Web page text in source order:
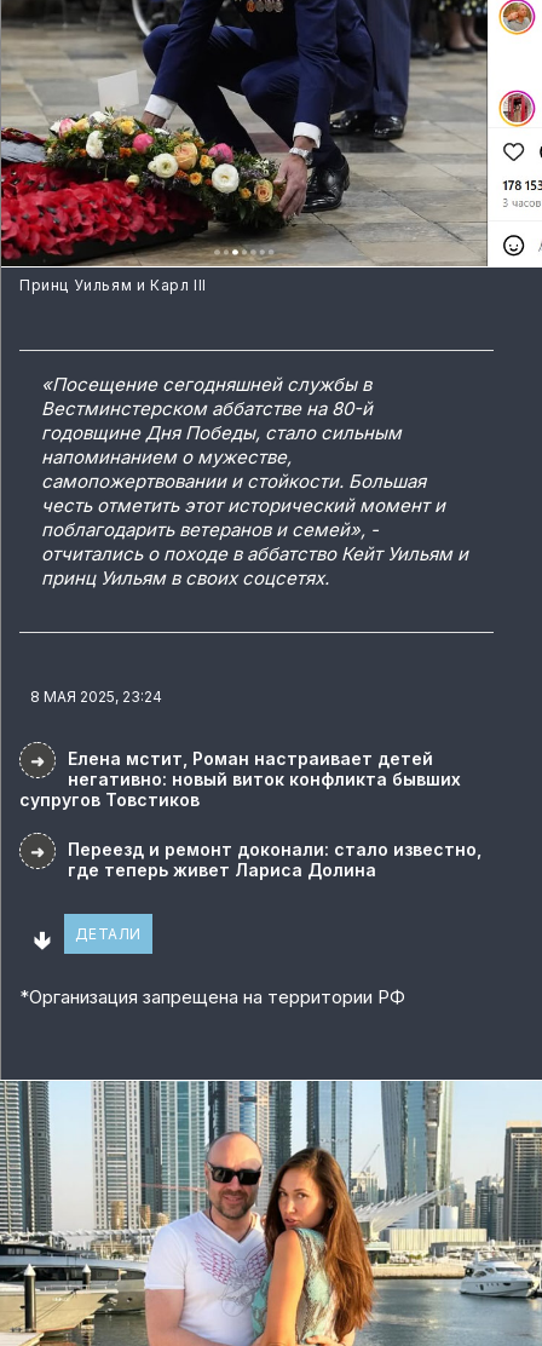
Принц Уильям и Карл III
«Посещение сегодняшней службы в
Вестминстерском аббатстве на 80-й
годовщине Дня Победы, стало сильным
напоминанием о мужестве,
самопожертвовании и стойкости. Большая
честь отметить этот исторический момент и
поблагодарить ветеранов и семей», -
отчитались о походе в аббатство Кейт Уильям и
принц Уильям в своих соцсетях.
8 МАЯ 2025, 23:24
➜
Елена мстит, Роман настраивает детей
негативно: новый виток конфликта бывших
супругов Товстиков
➜
Переезд и ремонт доконали: стало известно,
где теперь живет Лариса Долина
🢃 ДЕТАЛИ
*Организация запрещена на территории РФ